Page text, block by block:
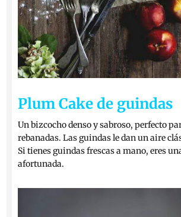
Plum Cake de guindas
Un bizcocho denso y sabroso, perfecto
rebanadas. Las guindas le dan un aire
Si tienes guindas frescas a mano, eres
afortunada.